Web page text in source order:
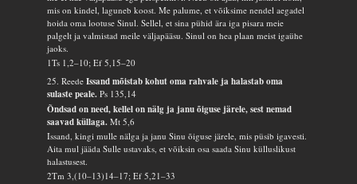
mis on kindel, laguneb koost. Me palume, et võiksime nendel aegadel
hoida oma lootuse Sinul. Sellel, et sina pühid ära iga pisara meie
palgelt ja valmistad meile väljapääsu. Sinul on hea plaan meist igaühe
jaoks.
1Ts 1,2–10; Ef 5,15–20
25. ReedeIssand mõistab kohut oma rahvale ja halastab oma
sulaste peale.Ps 135,14
Õndsad on need, kellel on nälg ja janu õiguse järele, sest nemad
saavad küllaga.Mt 5,6
Issand, kingi mulle nälga ja janu Sinu õiguse järele, mis püsib igavesti.
Aita mul jääda Sulle ustavaks, et võiksin osa saada Sinu külluslikust
halastusest.
2Tm 3,(10–13)14–17; Ef 5,21–33